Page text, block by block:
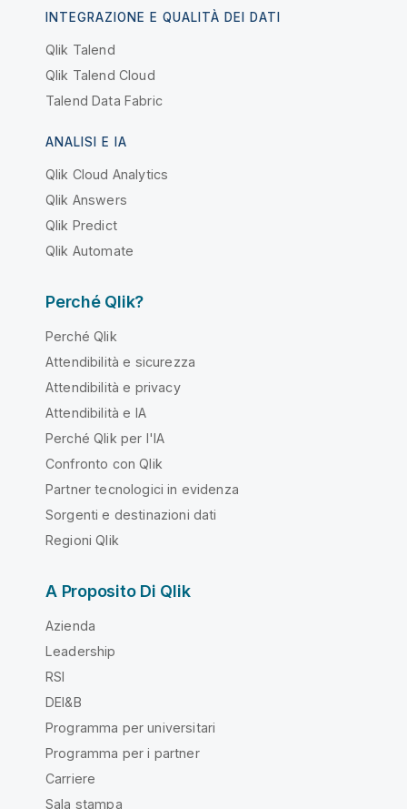
INTEGRAZIONE E QUALITÀ DEI DATI
Qlik Talend
Qlik Talend Cloud
Talend Data Fabric
ANALISI E IA
Qlik Cloud Analytics
Qlik Answers
Qlik Predict
Qlik Automate
Perché Qlik?
Perché Qlik
Attendibilità e sicurezza
Attendibilità e privacy
Attendibilità e IA
Perché Qlik per l'IA
Confronto con Qlik
Partner tecnologici in evidenza
Sorgenti e destinazioni dati
Regioni Qlik
A Proposito Di Qlik
Azienda
Leadership
RSI
DEI&B
Programma per universitari
Programma per i partner
Carriere
Sala stampa